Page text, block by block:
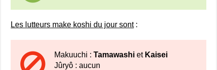
Les lutteurs make koshi du jour sont:
Makuuchi :Tamawashi et Kaisei
Jûryô : aucun